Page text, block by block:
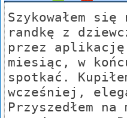
Szykowałem
randkę z
przez
miesiąc, w
spotkać.
wcześniej,
Przyszedłem